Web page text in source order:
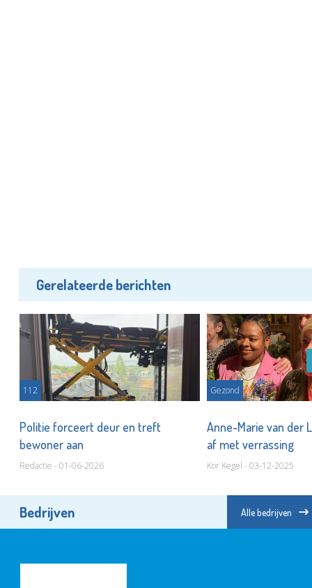
Gerelateerde berichten
112
Politie forceert deur en treft
bewoner aan
Redactie - 01-06-2026
Gezond
Anne-Marie van der
af met verrassing
Kor Kegel - 03-12-2025
Bedrijven Alle bedrijven